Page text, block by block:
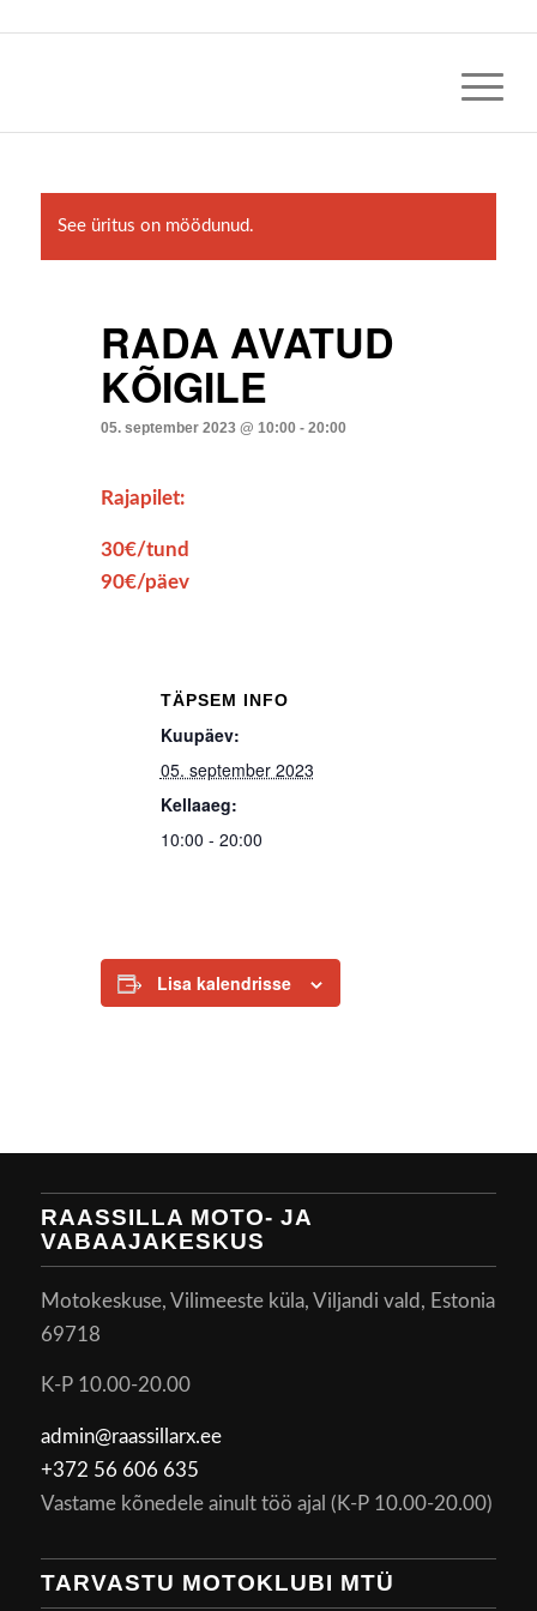
See üritus on möödunud.
RADA AVATUD
KÕIGILE
05. september 2023 @ 10:00 - 20:00
Rajapilet:
30€/tund
90€/päev
TÄPSEM INFO
Kuupäev:
05. september 2023
Kellaaeg:
10:00 - 20:00
Lisa kalendrisse
RAASSILLA MOTO- JA
VABAAJAKESKUS
Motokeskuse, Vilimeeste küla, Viljandi vald, Estonia
69718
K-P 10.00-20.00
admin@raassillarx.ee
+372 56 606 635
Vastame kõnedele ainult töö ajal (K-P 10.00-20.00)
TARVASTU MOTOKLUBI MTÜ